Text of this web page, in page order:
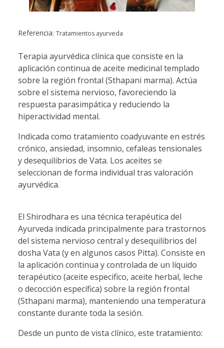
Referencia: Tratamientos ayurveda
Terapia ayurvédica clínica que consiste en la
aplicación continua de aceite medicinal templado
sobre la región frontal (Sthapani marma). Actúa
sobre el sistema nervioso, favoreciendo la
respuesta parasimpática y reduciendo la
hiperactividad mental.
Indicada como tratamiento coadyuvante en estrés
crónico, ansiedad, insomnio, cefaleas tensionales
y desequilibrios de Vata. Los aceites se
seleccionan de forma individual tras valoración
ayurvédica.
El Shirodhara es una técnica terapéutica del
Ayurveda indicada principalmente para trastornos
del sistema nervioso central y desequilibrios del
dosha Vata (y en algunos casos Pitta). Consiste en
la aplicación continua y controlada de un líquido
terapéutico (aceite especifico, aceite herbal, leche
o decocción específica) sobre la región frontal
(Sthapani marma), manteniendo una temperatura
constante durante toda la sesión.
Desde un punto de vista clínico, este tratamiento: